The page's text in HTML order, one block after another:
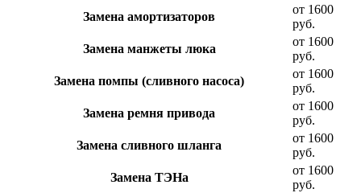
Замена амортизаторов
от 1600
руб.
Замена манжеты люка
от 1600
руб.
Замена помпы (сливного насоса)
от 1600
руб.
Замена ремня привода
от 1600
руб.
Замена сливного шланга
от 1600
руб.
Замена ТЭНа
от 1600
руб.